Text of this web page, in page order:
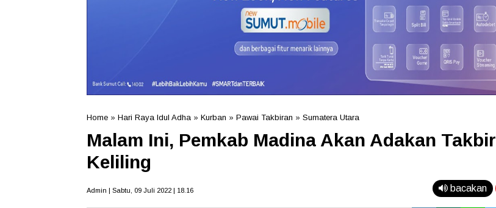
Home » Hari Raya Idul Adha » Kurban » Pawai Takbiran » Sumatera Utara
Malam Ini, Pemkab Madina Akan Adakan Takbir
Keliling
Admin | Sabtu, 09 Juli 2022 | 18.16 bacakan